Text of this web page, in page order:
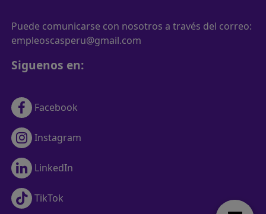
Puede comunicarse con nosotros a través del correo:
empleoscasperu@gmail.com
Siguenos en:
Facebook
Instagram
LinkedIn
TikTok